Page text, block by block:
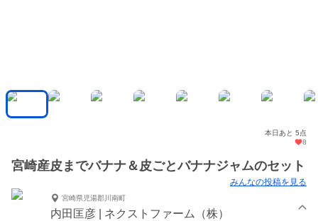
本日あと 5点
8
宮崎産皮までバナナ＆皮ごとバナナジャムのセット
みんなの投稿を見る
宮崎県児湯郡川南町
内田匡彦 | ネクストファーム（株）